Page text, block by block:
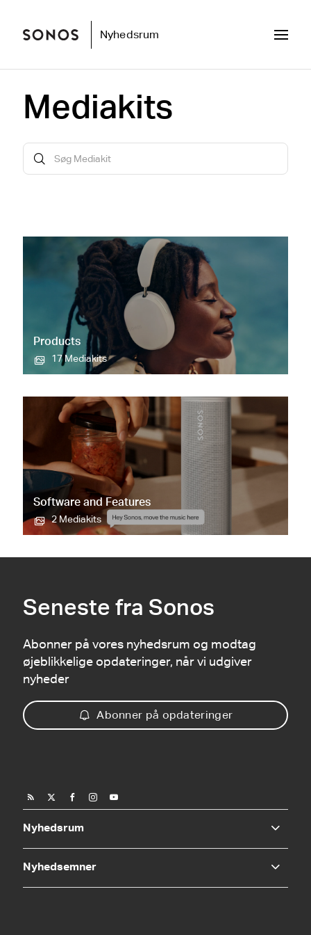
Nyhedsrum
Mediakits
Products
17 Mediakits
Software and Features
2 Mediakits
Seneste fra Sonos
Abonner på vores nyhedsrum og modtag
øjeblikkelige opdateringer, når vi udgiver
nyheder
Abonner på opdateringer
Nyhedsrum
Nyhedsemner